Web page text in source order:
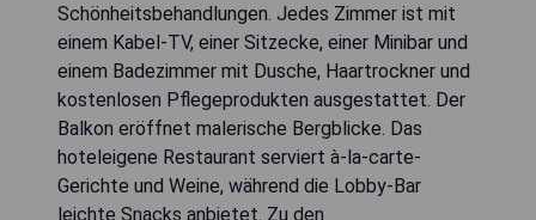
Schönheitsbehandlungen. Jedes Zimmer ist mit
einem Kabel-TV, einer Sitzecke, einer Minibar und
einem Badezimmer mit Dusche, Haartrockner und
kostenlosen Pflegeprodukten ausgestattet. Der
Balkon eröffnet malerische Bergblicke. Das
hoteleigene Restaurant serviert à-la-carte-
Gerichte und Weine, während die Lobby-Bar
leichte Snacks anbietet. Zu den